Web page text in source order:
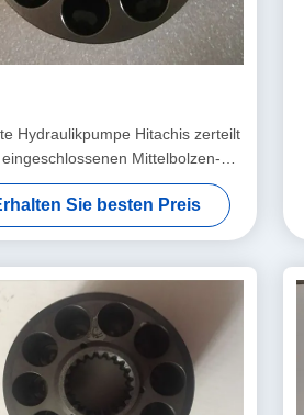
Hydraulikpumpe Hitachis zerteilt
Mittelbolzen-
Platten-Zylinderblock
Sie besten Preis